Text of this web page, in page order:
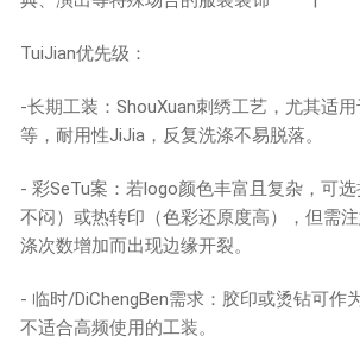
TuiJian优先级：
-长期工装：ShouXuan刺绣工艺，尤其适
等，耐用性JiJia，反复洗涤不易脱落。
- 彩SeTu案：若logo颜色丰富且复杂，可
不闷）或热转印（色彩还原度高），但需
涤次数增加而出现边缘开裂。
- 临时/DiChengBen需求：胶印或烫钻可作
不适合高频使用的工装。